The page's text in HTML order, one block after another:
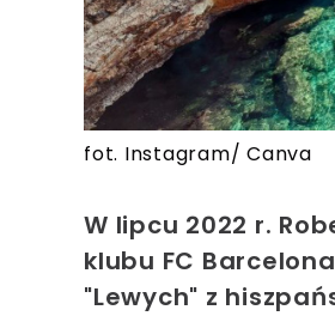
fot. Instagram/ Canva
W lipcu 2022 r.
klubu FC
"Lewych" z